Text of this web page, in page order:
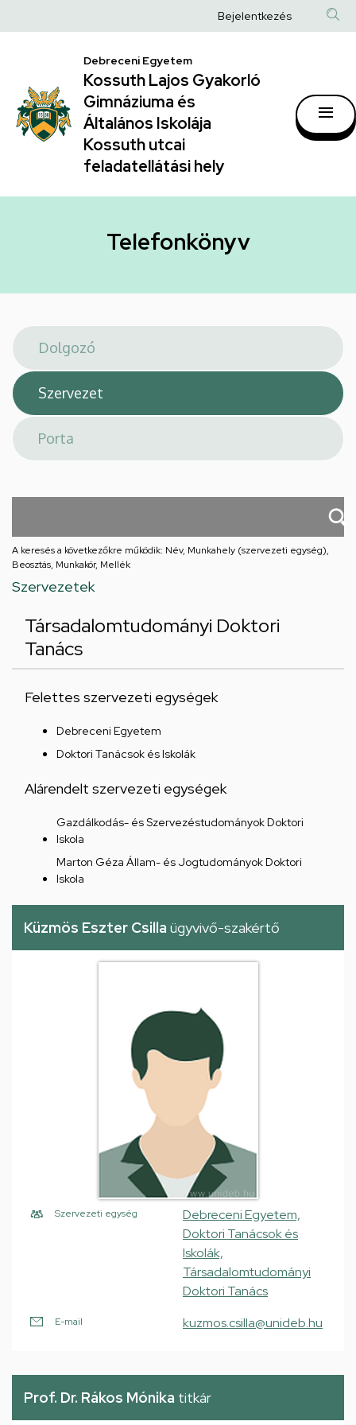
|
Kossuth
Lajos
Gyakorló
Gimnáziuma
Általános
hely
a
Anonim
fiók
Bejelentkezés
Debreceni Egyetem
Kossuth Lajos Gyakorló
Gimnáziuma és
Általános Iskolája
Kossuth utcai
feladatellátási hely
Telefonkönyv
A keresés a következőkre működik: Név, Munkahely (szervezeti egység),
Beosztás, Munkakör, Mellék
Szervezetek
Társadalomtudományi Doktori
Tanács
Felettes szervezeti egységek
Debreceni Egyetem
Doktori Tanácsok és Iskolák
Alárendelt szervezeti egységek
Gazdálkodás- és Szervezéstudományok Doktori
Iskola
Marton Géza Állam- és Jogtudományok Doktori
Iskola
Küzmös Eszter Csilla ügyvivő-szakértő
Szervezeti egység
Debreceni Egyetem,
Doktori Tanácsok és
Iskolák,
Társadalomtudományi
Doktori Tanács
E-mail kuzmos.csilla@unideb.hu
Prof. Dr. Rákos Mónika titkár